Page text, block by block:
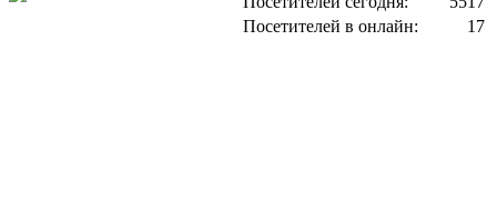
Посетителей в онлайн:
17